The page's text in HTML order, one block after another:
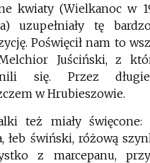
kwiaty (Wielkanoc w
uzupełniały tę
Poświęcił nam to
Juściński, z
się. Przez
w Hrubieszowie.
też miały święcone:
łeb świński, różową
z marcepanu,